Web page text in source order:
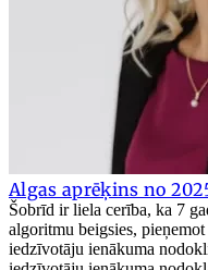
Algas aprēķins no
Šobrīd ir liela cerība, ka 7
algoritmu beigsies,
iedzīvotāju ienākuma